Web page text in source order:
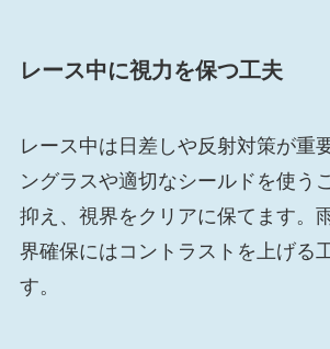
レース中に視力を保つ工夫
レース中は日差しや反射対策が重
ングラスや適切なシールドを使う
抑え、視界をクリアに保てます。
界確保にはコントラストを上げる
す。